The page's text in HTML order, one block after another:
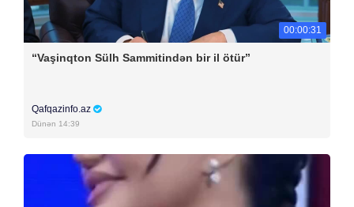
00:00:31
“Vaşinqton Sülh Sammitindən bir il ötür”
Qafqazinfo.az
Dünən 14:39